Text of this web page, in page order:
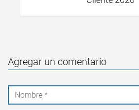
Agregar un comentario